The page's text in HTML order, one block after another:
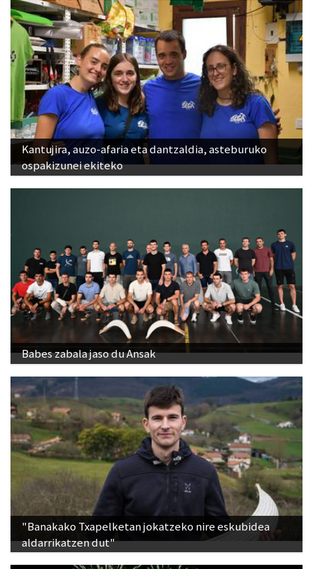
Kantujira, auzo-afaria eta dantzaldia, asteburuko
ospakizunei ekiteko
Babes zabala jaso du Ansak
"Banakako Txapelketan jokatzeko nire eskubidea
aldarrikatzen dut"